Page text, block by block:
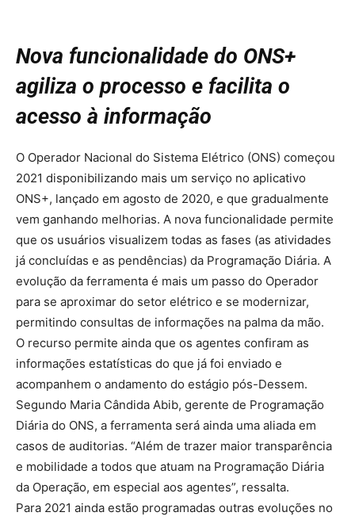
Nova funcionalidade do ONS+
agiliza o processo e facilita o
acesso à informação
O Operador Nacional do Sistema Elétrico (ONS) começou
2021 disponibilizando mais um serviço no aplicativo
ONS+, lançado em agosto de 2020, e que gradualmente
vem ganhando melhorias. A nova funcionalidade permite
que os usuários visualizem todas as fases (as atividades
já concluídas e as pendências) da Programação Diária. A
evolução da ferramenta é mais um passo do Operador
para se aproximar do setor elétrico e se modernizar,
permitindo consultas de informações na palma da mão.
O recurso permite ainda que os agentes confiram as
informações estatísticas do que já foi enviado e
acompanhem o andamento do estágio pós-Dessem.
Segundo Maria Cândida Abib, gerente de Programação
Diária do ONS, a ferramenta será ainda uma aliada em
casos de auditorias. “Além de trazer maior transparência
e mobilidade a todos que atuam na Programação Diária
da Operação, em especial aos agentes”, ressalta.
Para 2021 ainda estão programadas outras evoluções no